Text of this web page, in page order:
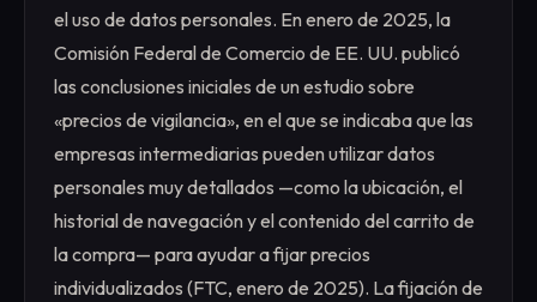
el uso de datos personales. En enero de 2025, la
Comisión Federal de Comercio de EE. UU. publicó
las conclusiones iniciales de un estudio sobre
«precios de vigilancia», en el que se indicaba que las
empresas intermediarias pueden utilizar datos
personales muy detallados —como la ubicación, el
historial de navegación y el contenido del carrito de
la compra— para ayudar a fijar precios
individualizados (FTC, enero de 2025). La fijación de